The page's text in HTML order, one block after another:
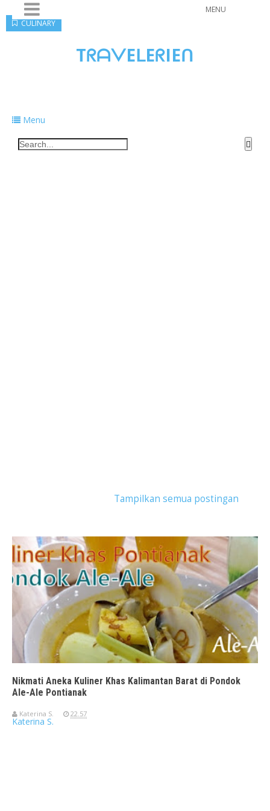
MENU
TᖇᗩᐯEᒪEᖇIEᑎ
Menu
Tampilkan semua postingan
Nikmati Aneka Kuliner Khas Kalimantan Barat di Pondok
Ale-Ale Pontianak
CULINARY
Katerina S. 22.57
Katerina S.